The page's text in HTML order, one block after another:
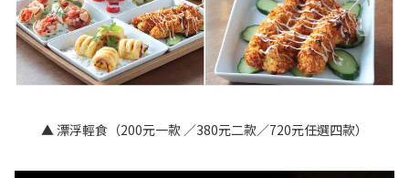
▲ 漂浮輕食（200元一款 ／380元二款／720元任選四款）